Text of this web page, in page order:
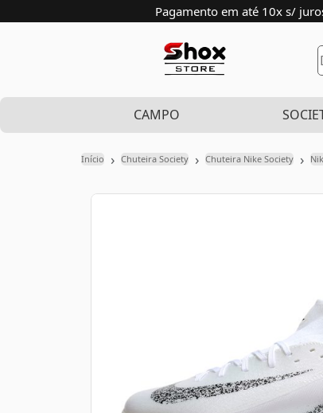
Pagamento em até 10x s/
CAMPO
Início › Chuteira Society › Chuteira Nike Society ›